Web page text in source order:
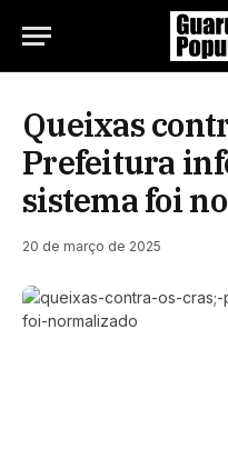
Queixas
Prefeitura
sistema foi
20 de março de 2025